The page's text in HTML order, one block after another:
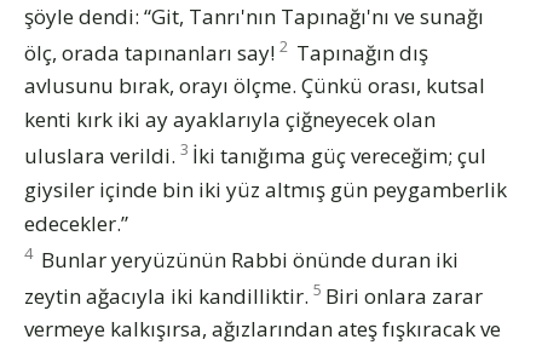
şöyle dendi: “Git, Tanrı'nın Tapınağı'nı ve sunağı
ölç, orada tapınanları say! 2 Tapınağın dış
avlusunu bırak, orayı ölçme. Çünkü orası, kutsal
kenti kırk iki ay ayaklarıyla çiğneyecek olan
uluslara verildi. 3 İki tanığıma güç vereceğim; çul
giysiler içinde bin iki yüz altmış gün peygamberlik
edecekler.”
4 Bunlar yeryüzünün Rabbi önünde duran iki
zeytin ağacıyla iki kandilliktir. 5 Biri onlara zarar
vermeye kalkışırsa, ağızlarından ateş fışkıracak ve